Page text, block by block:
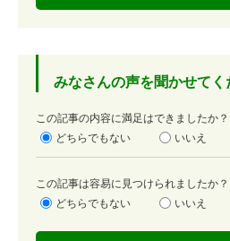
みなさんの声を聞かせてく
満
足
この記事の内容に満足はできましたか
どちらでもない
いいえ
容
易
この記事は容易に見つけられましたか
どちらでもない
いいえ